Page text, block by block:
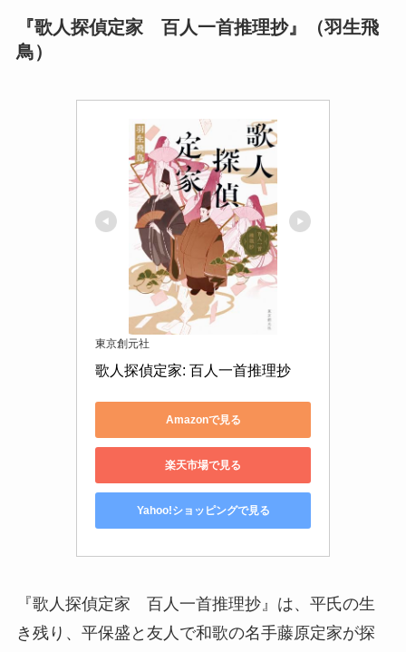
『歌人探偵定家 百人一首推理抄』（羽生飛
鳥）
東京創元社
歌人探偵定家: 百人一首推理抄
Amazonで見る
楽天市場で見る
Yahoo!ショッピングで見る
『歌人探偵定家 百人一首推理抄』は、平氏の生
き残り、平保盛と友人で和歌の名手藤原定家が探